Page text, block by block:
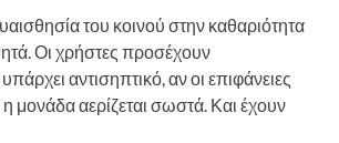
του κοινού στην καθαριότητα
Οι χρήστες προσέχουν
αντισηπτικό, αν οι επιφάνειες
η μονάδα αερίζεται σωστά. Και έχουν